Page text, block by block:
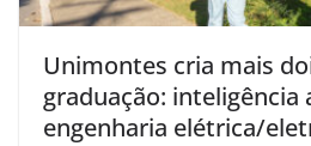
Unimontes cria mais
graduação: inteligência
engenharia elétrica/